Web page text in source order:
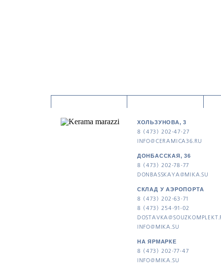
ХОЛЬЗУНОВА, 3
8 (473) 202-47-27
INFO@CERAMICA36.RU
ДОНБАССКАЯ, 36
8 (473) 202-78-77
DONBASSKAYA@MIKA.SU
СКЛАД У АЭРОПОРТА
8 (473) 202-63-71
8 (473) 254-91-02
INFO@MIKA.SU
НА ЯРМАРКЕ
8 (473) 202-77-47
INFO@MIKA.SU